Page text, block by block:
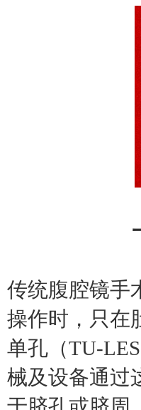
传统腹腔镜手
操作时，只在
单孔（TU-
械及设备通过